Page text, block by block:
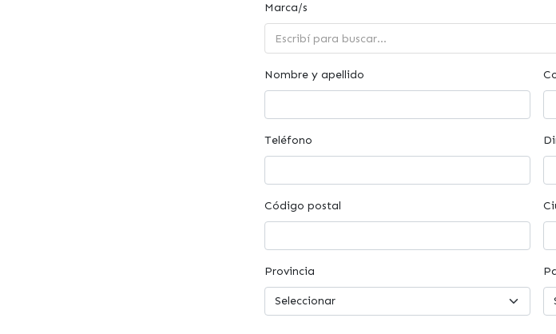
Marca/s
Nombre y apellido
Teléfono
Código postal
Provincia